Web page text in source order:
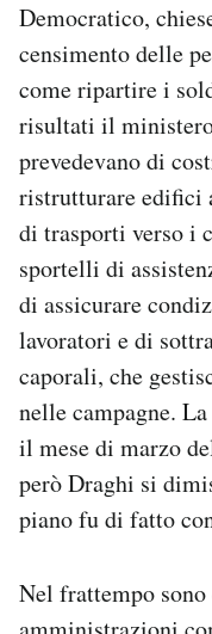
Democratico,
censimento delle
come ripartire i
risultati il
prevedevano di
ristrutturare edifici
di trasporti verso i
sportelli di
di assicurare
lavoratori e di
caporali, che
nelle campagne.
il mese di marzo
però Draghi si
piano fu di fatto
Nel frattempo